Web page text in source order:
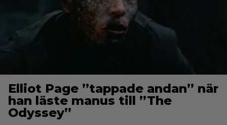
Elliot Page ”tappade andan” när
han läste manus till ”The
Odyssey”